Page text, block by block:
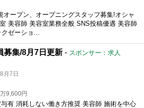
オープン、オープニングスタッフ募集!オシャ
美容師 美容室業務全般 SNS投稿優遇 美容師
ゼーショ...
募集/8月7日更新 - スポンサー：求人
月7日
9,600円
与有 消耗しない働き方推奨 美容師 施術を中心